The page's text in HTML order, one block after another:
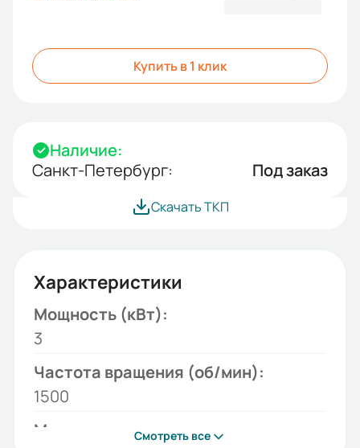
Купить в 1 клик
Наличие:
Санкт-Петербург:
Под заказ
Скачать ТКП
Характеристики
Мощность (кВт):
3
Частота вращения (об/мин):
1500
Монтажное исполнение:
Смотреть все